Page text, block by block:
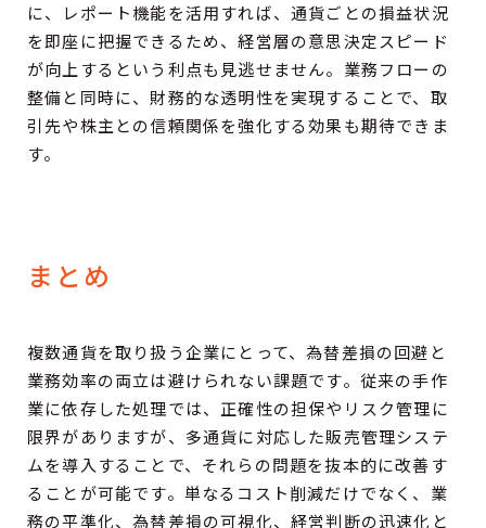
に、レポート機能を活用すれば、通貨ごとの損益状況
を即座に把握できるため、経営層の意思決定スピード
が向上するという利点も見逃せません。業務フローの
整備と同時に、財務的な透明性を実現することで、取
引先や株主との信頼関係を強化する効果も期待できま
す。
まとめ
複数通貨を取り扱う企業にとって、為替差損の回避と
業務効率の両立は避けられない課題です。従来の手作
業に依存した処理では、正確性の担保やリスク管理に
限界がありますが、多通貨に対応した販売管理システ
ムを導入することで、それらの問題を抜本的に改善す
ることが可能です。単なるコスト削減だけでなく、業
務の平準化、為替差損の可視化、経営判断の迅速化と